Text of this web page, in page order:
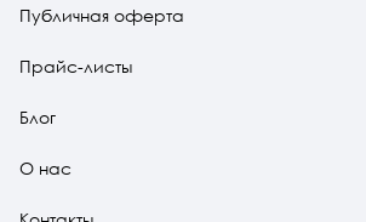
Публичная оферта
Прайс-листы
Блог
О нас